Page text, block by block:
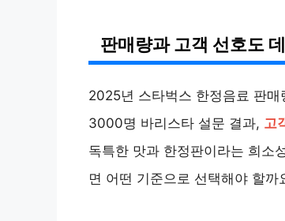
판매량과 고객 선호도
2025년 스타벅스 한정음료 판매
3000명 바리스타 설문 결과, 고
독특한 맛과 한정판이라는 희소
면 어떤 기준으로 선택해야 할까